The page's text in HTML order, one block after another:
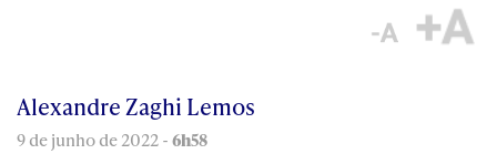
Alexandre Zaghi Lemos
9 de junho de 2022 -6h58